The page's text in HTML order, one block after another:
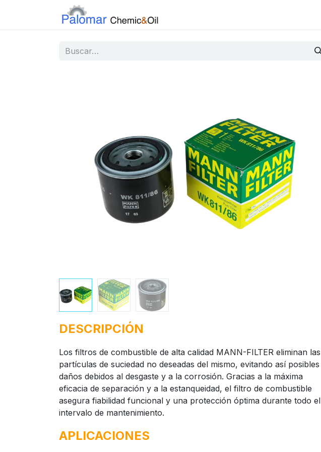
DESCRIPCIÓN
Los filtros de combustible de alta calidad MANN-FILTER eliminan las
partículas de suciedad no deseadas del mismo, evitando así posibles
daños debidos al desgaste y a la corrosión. Gracias a la máxima
eficacia de separación y a la estanqueidad, el filtro de combustible
asegura fiabilidad funcional y una protección óptima durante todo el
intervalo de mantenimiento.
APLICACIONES